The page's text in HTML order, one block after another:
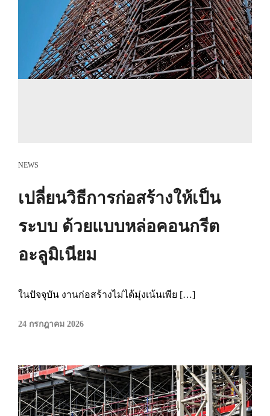
NEWS
เปลี่ยนวิธีการก่อสร้างให้เป็น
ระบบ ด้วยแบบหล่อคอนกรีต
อะลูมิเนียม
ในปัจจุบัน งานก่อสร้างไม่ได้มุ่งเน้นเพีย […]
24 กรกฎาคม 2026